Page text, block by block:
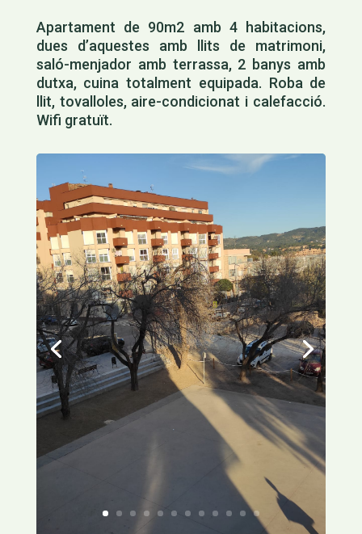
Apartament de 90m2 amb 4 habitacions,
dues d’aquestes amb llits de matrimoni,
saló-menjador amb terrassa, 2 banys amb
dutxa, cuina totalment equipada. Roba de
llit, tovalloles, aire-condicionat i calefacció.
Wifi gratuït.